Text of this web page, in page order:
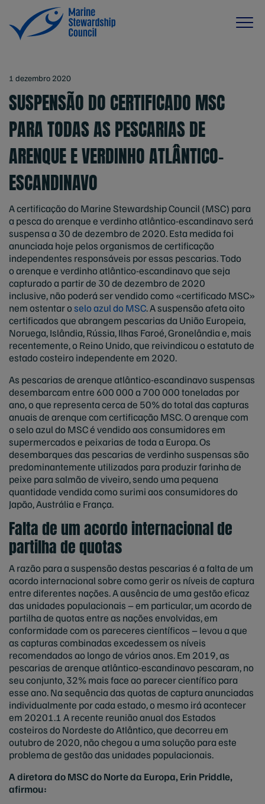
1 dezembro 2020
SUSPENSÃO DO CERTIFICADO MSC
PARA TODAS AS PESCARIAS DE
ARENQUE E VERDINHO ATLÂNTICO-
ESCANDINAVO
A certificação do Marine Stewardship Council (MSC) para
a pesca do arenque e verdinho atlântico-escandinavo será
suspensa a 30 de dezembro de 2020. Esta medida foi
anunciada hoje pelos organismos de certificação
independentes responsáveis por essas pescarias. Todo
o arenque e verdinho atlântico-escandinavo que seja
capturado a partir de 30 de dezembro de 2020
inclusive, não poderá ser vendido como «certificado MSC»
nem ostentar oselo azul do MSC. A suspensão afeta oito
certificados que abrangem pescarias da União Europeia,
Noruega, Islândia, Rússia, Ilhas Faroé, Gronelândia e, mais
recentemente, o Reino Unido, que reivindicou o estatuto de
estado costeiro independente em 2020.
As pescarias de arenque atlântico-escandinavo suspensas
desembarcam entre 600 000 a 700 000 toneladas por
ano, o que representa cerca de 50% do total das capturas
anuais de arenque com certificação MSC. O arenque com
o selo azul do MSC é vendido aos consumidores em
supermercados e peixarias de toda a Europa. Os
desembarques das pescarias de verdinho suspensas são
predominantemente utilizados para produzir farinha de
peixe para salmão de viveiro, sendo uma pequena
quantidade vendida como surimi aos consumidores do
Japão, Austrália e França.
Falta de um acordo internacional de
partilha de quotas
A razão para a suspensão destas pescarias é a falta de um
acordo internacional sobre como gerir os níveis de captura
entre diferentes nações. A ausência de uma gestão eficaz
das unidades populacionais – em particular, um acordo de
partilha de quotas entre as nações envolvidas, em
conformidade com os pareceres científicos – levou a que
as capturas combinadas excedessem os níveis
recomendados ao longo de vários anos. Em 2019, as
pescarias de arenque atlântico-escandinavo pescaram, no
seu conjunto, 32% mais face ao parecer científico para
esse ano. Na sequência das quotas de captura anunciadas
individualmente por cada estado, o mesmo irá acontecer
em 20201.1 A recente reunião anual dos Estados
costeiros do Nordeste do Atlântico, que decorreu em
outubro de 2020, não chegou a uma solução para este
problema de gestão das unidades populacionais.
A diretora do MSC do Norte da Europa, Erin Priddle,
afirmou: